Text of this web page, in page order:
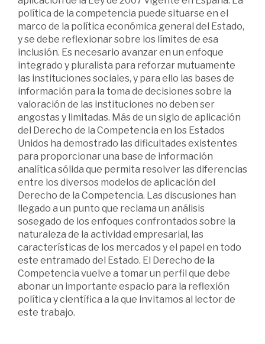
política de la competencia puede situarse en el
marco de la política económica general del Estado,
y se debe reflexionar sobre los límites de esa
inclusión. Es necesario avanzar en un enfoque
integrado y pluralista para reforzar mutuamente
las instituciones sociales, y para ello las bases de
información para la toma de decisiones sobre la
valoración de las instituciones no deben ser
angostas y limitadas. Más de un siglo de aplicación
del Derecho de la Competencia en los Estados
Unidos ha demostrado las dificultades existentes
para proporcionar una base de información
analítica sólida que permita resolver las diferencias
entre los diversos modelos de aplicación del
Derecho de la Competencia. Las discusiones han
llegado a un punto que reclama un análisis
sosegado de los enfoques confrontados sobre la
naturaleza de la actividad empresarial, las
características de los mercados y el papel en todo
este entramado del Estado. El Derecho de la
Competencia vuelve a tomar un perfil que debe
abonar un importante espacio para la reflexión
política y científica a la que invitamos al lector de
este trabajo.